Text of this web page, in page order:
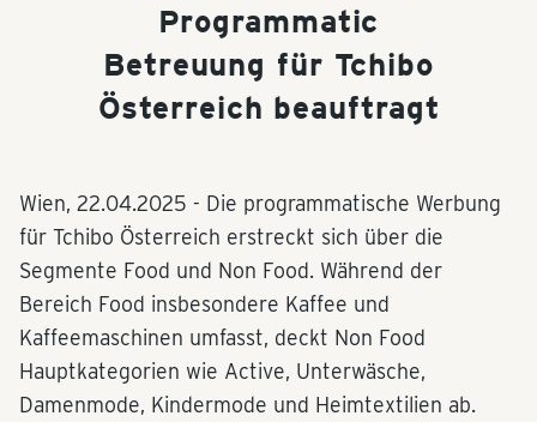
Programmatic
Betreuung für Tchibo
Österreich beauftragt
Wien, 22.04.2025 - Die programmatische Werbung
für Tchibo Österreich erstreckt sich über die
Segmente Food und Non Food. Während der
Bereich Food insbesondere Kaffee und
Kaffeemaschinen umfasst, deckt Non Food
Hauptkategorien wie Active, Unterwäsche,
Damenmode, Kindermode und Heimtextilien ab.